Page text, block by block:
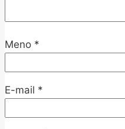
Meno *
E-mail *